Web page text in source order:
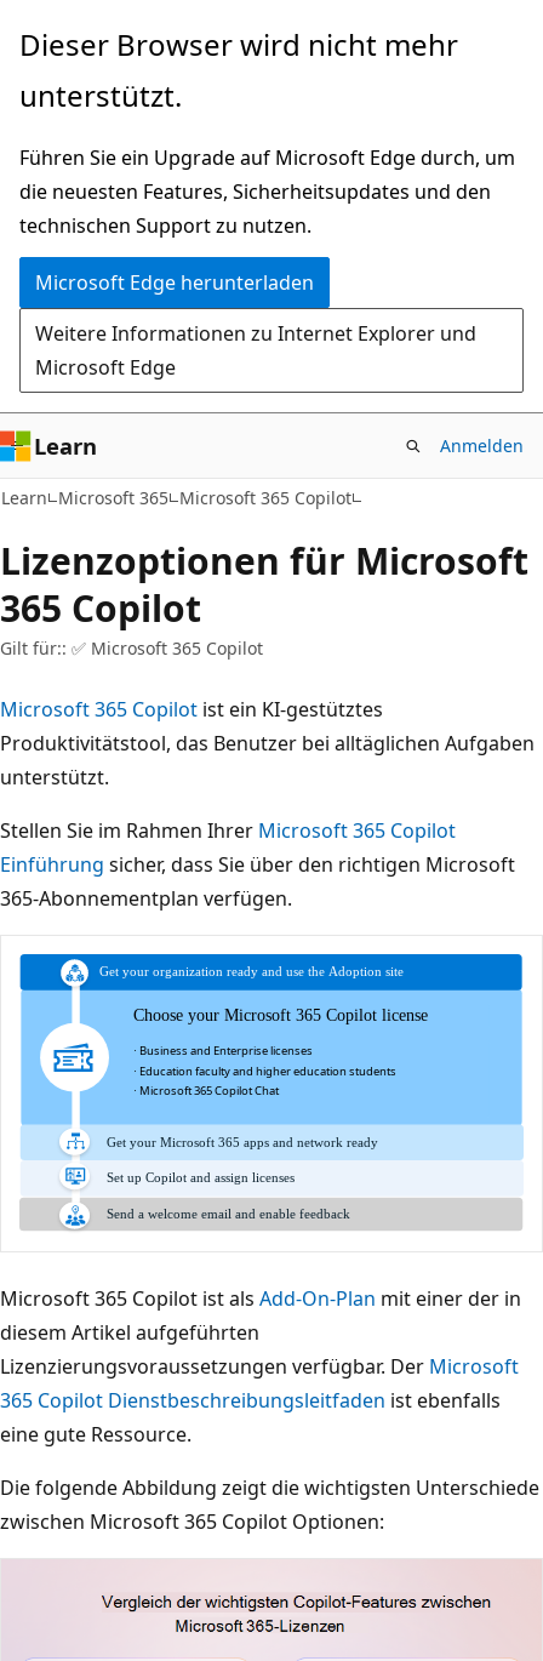
Zu
wechseln
Dieser Browser wird nicht mehr
unterstützt.
Führen Sie ein Upgrade auf Microsoft Edge durch, um
die neuesten Features, Sicherheitsupdates und den
technischen Support zu nutzen.
Microsoft Edge herunterladen
Weitere Informationen zu Internet Explorer und
Microsoft Edge
Learn Anmelden
Learn Microsoft 365 Microsoft 365 Copilot
Lizenzoptionen für Microsoft
365 Copilot
Gilt für:: ✅ Microsoft 365 Copilot
Microsoft 365 Copilot ist ein KI-gestütztes
Produktivitätstool, das Benutzer bei alltäglichen Aufgaben
unterstützt.
Stellen Sie im Rahmen Ihrer Microsoft 365 Copilot
Einführung sicher, dass Sie über den richtigen Microsoft
365-Abonnementplan verfügen.
Microsoft 365 Copilot ist als Add-On-Plan mit einer der in
diesem Artikel aufgeführten
Lizenzierungsvoraussetzungen verfügbar. Der Microsoft
365 Copilot Dienstbeschreibungsleitfaden ist ebenfalls
eine gute Ressource.
Die folgende Abbildung zeigt die wichtigsten Unterschiede
zwischen Microsoft 365 Copilot Optionen: